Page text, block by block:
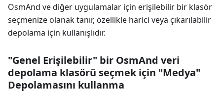
OsmAnd ve diğer uygulamalar için erişilebilir bir klasör
seçmenize olanak tanır, özellikle harici veya çıkarılabilir
depolama için kullanışlıdır.
"Genel Erişilebilir" bir OsmAnd veri
depolama klasörü seçmek için "Medya"
Depolamasını kullanma